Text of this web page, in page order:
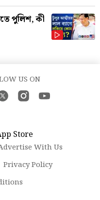
পুলিশ, কী
US ON
With Us
Privacy Policy